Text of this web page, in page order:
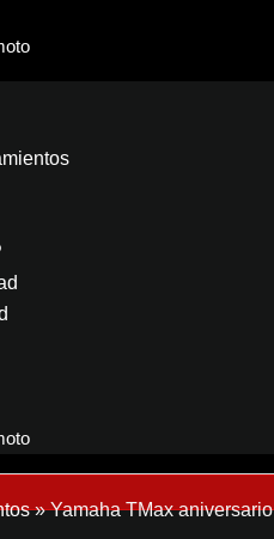
»Yamaha TMax aniversario